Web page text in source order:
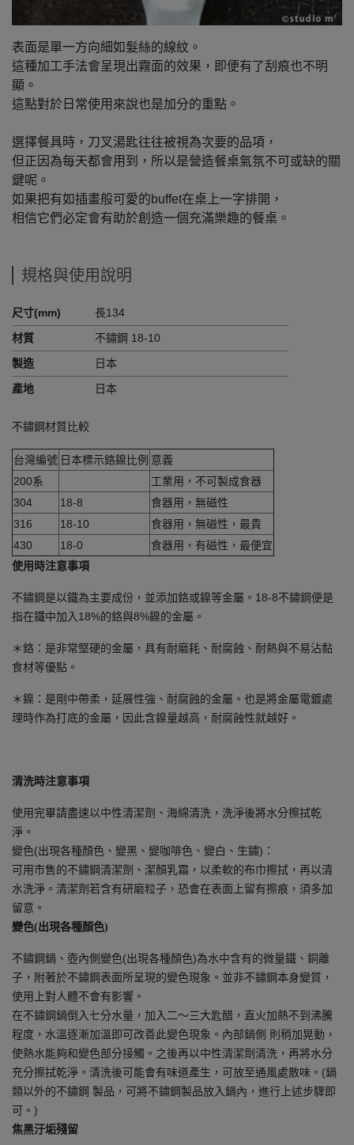
表面是單一方向細如髮絲的線紋。
這種加工手法會呈現出霧面的效果，即便有了刮痕也不明
顯。
這點對於日常使用來說也是加分的重點。
選擇餐具時，刀叉湯匙往往被視為次要的品項，
但正因為每天都會用到，所以是營造餐桌氣氛不可或缺的關
鍵呢。
如果把有如插畫般可愛的buffet在桌上一字排開，
相信它們必定會有助於創造一個充滿樂趣的餐桌。
規格與使用說明
尺寸(mm)
長134
材質
不鏽鋼 18-10
製造
日本
產地
日本
不鏽鋼材質比較
台灣編號 日本標示鉻鎳比例 意義
200系
工業用，不可製成食器
304
18-8
食器用，無磁性
316
18-10
食器用，無磁性，最貴
430
18-0 食器用，有磁性，最便宜
使用時注意事項
不鏽鋼是以鐵為主要成份，並添加鉻或鎳等金屬。18-8不鏽鋼便是
指在鐵中加入18%的鉻與8%鎳的金屬。
＊鉻：是非常堅硬的金屬，具有耐磨耗、耐腐蝕、耐熱與不易沾黏
食材等優點。
＊鎳：是剛中帶柔，延展性強、耐腐蝕的金屬。也是將金屬電鍍處
理時作為打底的金屬，因此含鎳量越高，耐腐蝕性就越好。
清洗時注意事項
使用完畢請盡速以中性清潔劑、海綿清洗，洗淨後將水分擦拭乾
淨。
變色(出現各種顏色、變黑、變咖啡色、變白、生鏽)：
可用市售的不鏽鋼清潔劑、潔顏乳霜，以柔軟的布巾擦拭，再以清
水洗淨。清潔劑若含有研磨粒子，恐會在表面上留有擦痕，須多加
留意。
變色(出現各種顏色)
不鏽鋼鍋、壺內側變色(出現各種顏色)為水中含有的微量鐵、銅離
子，附著於不鏽鋼表面所呈現的變色現象。並非不鏽鋼本身變質，
使用上對人體不會有影響。
在不鏽鋼鍋倒入七分水量，加入二～三大匙醋，直火加熱不到沸騰
程度，水溫逐漸加溫即可改善此變色現象。內部鍋側 則稍加晃動，
使熱水能夠和變色部分接觸。之後再以中性清潔劑清洗，再將水分
充分擦拭乾淨。清洗後可能會有味道產生，可放至通風處散味。(鍋
類以外的不鏽鋼 製品，可將不鏽鋼製品放入鍋內，進行上述步驟即
可。)
焦黑汙垢殘留